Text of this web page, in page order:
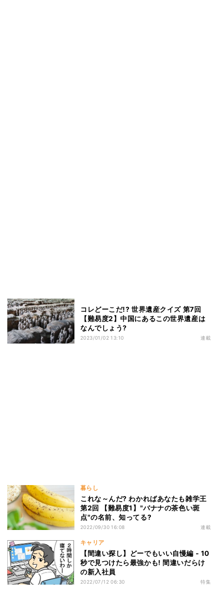
コレどーこだ!? 世界遺産クイズ 第7回
【難易度2】中国にあるこの世界遺産は
なんでしょう?
2023/01/02 13:10 連載
暮らし
これな～んだ? わかればあなたも雑学王
第2回 【難易度1】"バナナの茶色い斑
点"の名前、知ってる?
2022/09/30 16:08 連載
キャリア
【間違い探し】どーでもいい自慢編 - 10
秒で見つけたら最強かも! 間違いだらけ
の新入社員
2022/07/12 06:30 特集